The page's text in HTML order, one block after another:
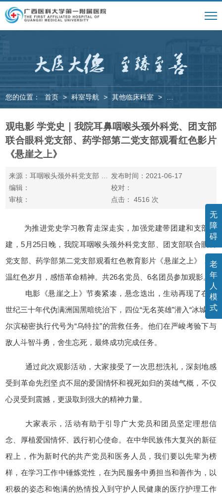
无
障
碍
老
年
人
模
式
您的位置： 首页 > 科室导航 > 其他临床科室 >
观电影 学党史｜我院耳鼻咽喉头颈外科党、团支部
联合眼科党支部、药学部第二党支部观看红色影片
《悬崖之上》
发布时间：2021-06-17
编辑：
校对：
审核：
点击： 4516 次
为推进党史学习教育走深走实，加强党建带团建和支部联
建，5月25日晚，我院耳咽喉头颈外科党支部、团支部联合眼科
党支部、药学部第二党支部观看红色教育影片《悬崖之上》，重
温红色岁月，感悟革命精神。共26名党员、6名团员参加观影。
电影《悬崖之上》节奏紧凑，悬念迭出，生动再现了在上
世纪三十年代伪满洲国黑暗统治下，四位“无名英雄”潜入“冰城”哈
尔滨秘密执行代号为“乌特拉”的营救任务。他们在严峻考验下与
敌人斗智斗勇，舍生忘死，最终成功完成任务。
通过此次观影活动，大家接受了一次思想洗礼，深刻地感
受到革命先烈坚贞不屈的爱国情怀和视死如归的英雄气概，不仅
心灵受到震撼，更汲取到强大的精神力量。
大家表示，活动有助于引导广大党员和团员坚定理想信
念、厚植爱国情怀、践行初心使命。在中华民族伟大复兴的新征
程上，作为新时代的共产党员和医务人员，我们要以先辈为榜
样，在学习工作中锤炼党性，在为民服务中勇担当和善作为，以
积极的姿态和饱满的热情投入到守护人民健康的医疗护理工作